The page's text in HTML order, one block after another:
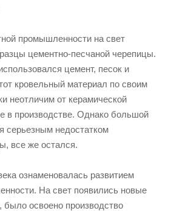
промышленности на свет
цементно-песчаной черепицы.
цемент, песок и
кровельный материал по своим
неотличим от керамической
в производстве. Однако большой
серьезным недостатком
все же остался.
ознаменовалась развитием
На свет появились новые
освоено производство